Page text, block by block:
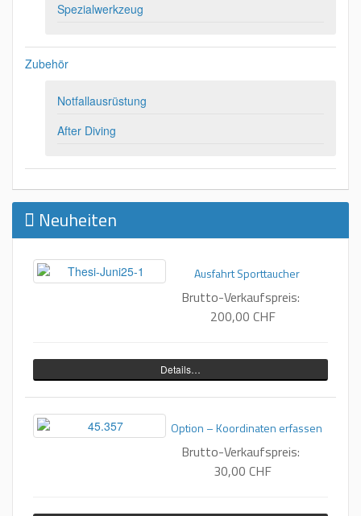
Spezialwerkzeug
Zubehör
Notfallausrüstung
After Diving
Neuheiten
Ausfahrt Sporttaucher
Brutto-Verkaufspreis:
200,00 CHF
Details…
Option – Koordinaten erfassen
Brutto-Verkaufspreis:
30,00 CHF